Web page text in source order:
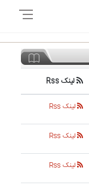
لینک Rss
لینک Rss
لینک Rss
لینک Rss